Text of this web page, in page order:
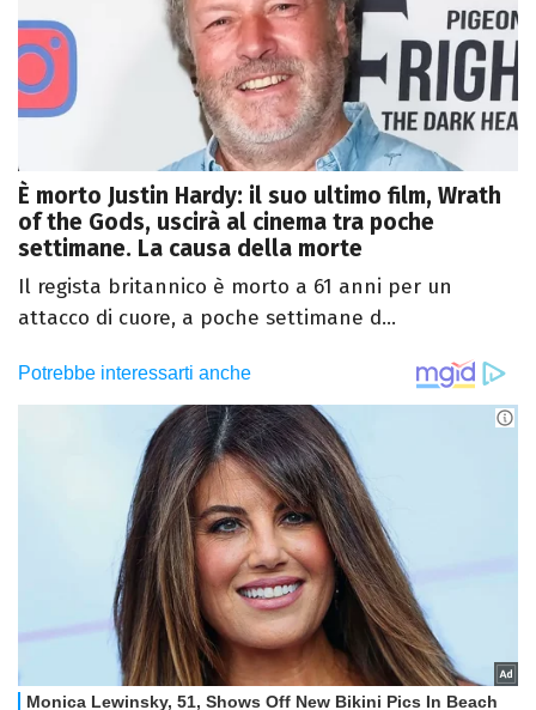
È morto Justin Hardy: il suo ultimo film, Wrath
of the Gods, uscirà al cinema tra poche
settimane. La causa della morte
Il regista britannico è morto a 61 anni per un
attacco di cuore, a poche settimane d...